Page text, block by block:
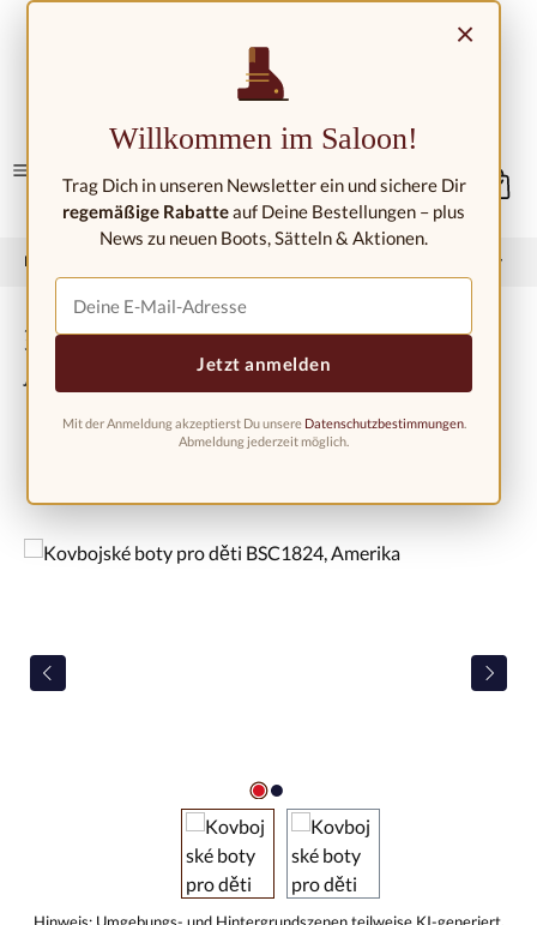
Domů Dětské westernové boty
Kovbojské boty pro děti BSC1824,
Amerika
Přeskočit galerii obrázků
×
Willkommen im Saloon!
Trag Dich in unseren Newsletter ein und sichere Dir
regemäßige Rabatteauf Deine Bestellungen – plus
News zu neuen Boots, Sätteln & Aktionen.
Jetzt anmelden
Mit der Anmeldung akzeptierst Du unsere Datenschutzbestimmungen.
Abmeldung jederzeit möglich.